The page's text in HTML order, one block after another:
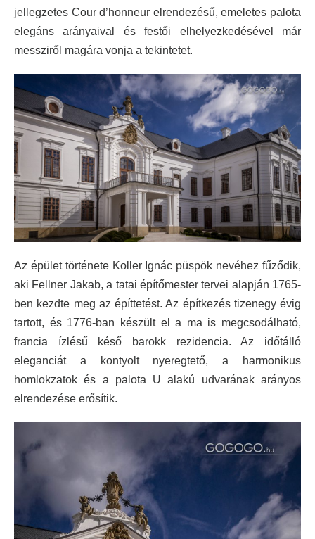
jellegzetes Cour d’honneur elrendezésű, emeletes palota
elegáns arányaival és festői elhelyezkedésével már
messziről magára vonja a tekintetet.
Az épület története Koller Ignác püspök nevéhez fűződik,
aki Fellner Jakab, a tatai építőmester tervei alapján 1765-
ben kezdte meg az építtetést. Az építkezés tizenegy évig
tartott, és 1776-ban készült el a ma is megcsodálható,
francia ízlésű késő barokk rezidencia. Az időtálló
eleganciát a kontyolt nyeregtető, a harmonikus
homlokzatok és a palota U alakú udvarának arányos
elrendezése erősítik.